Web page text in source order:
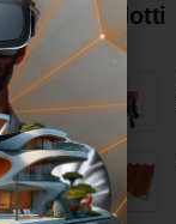
Prodotti